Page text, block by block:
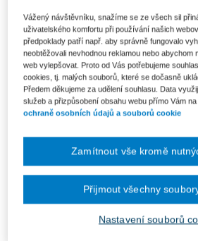
Fyzické osoby a daň z příjmů,
4. aktualizované a rozšířené
vydání
Od 614 Kč
Vážený návštěvníku, snažíme se ze všech sil
uživatelského komfortu při používání našich
předpoklady patří např. aby správně fungovalo
neobtěžovali nevhodnou reklamou nebo abychom
web vylepšovat. Proto od Vás potřebujeme
cookies, tj. malých souborů, které se dočasně
Předem děkujeme za udělení souhlasu. Data
služeb a přizpůsobení obsahu webu přímo Vám na
ochraně osobních údajů a souborů cookie
Nastavení souborů
Zamítnout vše kromě
Přijmout všechny